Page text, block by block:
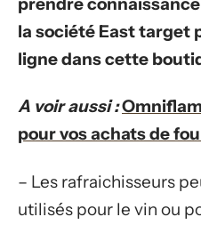
la société East target
ligne dans cette
A voir aussi :
pour vos achats de
– Les rafraichisseurs
utilisés pour le vin ou